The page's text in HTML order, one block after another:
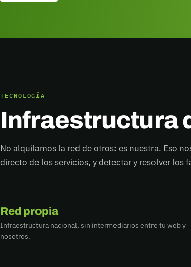
TECNOLOGÍA
Infraestructura
No alquilamos la red de otros: es nuestra. Eso
directo de los servicios, y detectar y resolver los
Red propia
Infraestructura nacional, sin intermediarios entre tu web y
nosotros.